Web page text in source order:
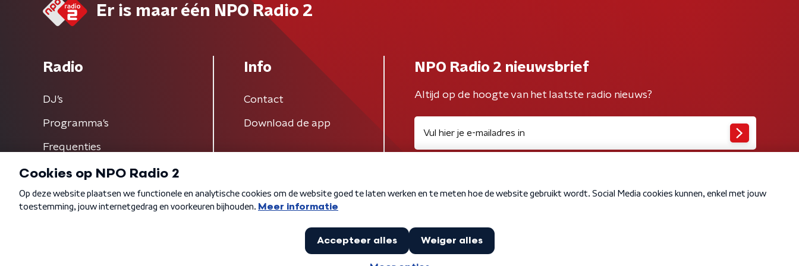
Er is maar één NPO Radio 2
Radio
DJ’s
Programma's
Frequenties
Info
Contact
Download de app
NPO Radio 2 nieuwsbrief
Altijd op de hoogte van het laatste radio nieuws?
Algemene voorwaarden Privacybeleid